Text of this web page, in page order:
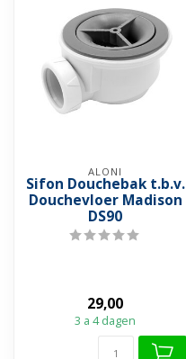
ALONI
Sifon Douchebak t.b.v.
Douchevloer Madison
DS90
29,00
3 a 4 dagen